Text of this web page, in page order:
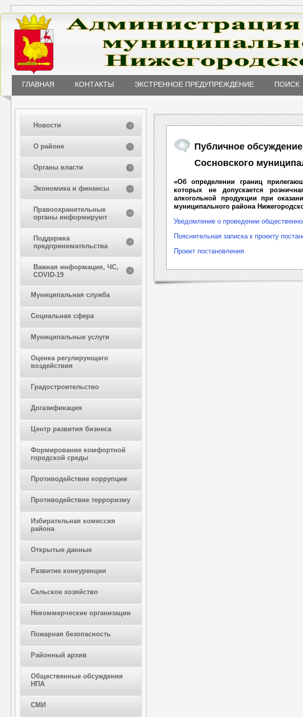
ГЛАВНАЯ КОНТАКТЫ ЭКСТРЕННОЕ ПРЕДУПРЕЖДЕНИЕ ПОИСК
Новости
О районе
Органы власти
Экономика и финансы
Правоохранительные
органы информируют
Поддержка
предпринимательства
Важная информация, ЧС,
COVID-19
Муниципальная служба
Социальная сфера
Муниципальные услуги
Оценка регулирующего
воздействия
Градостроительство
Догазификация
Центр развития бизнеса
Формирование комфортной
городской среды
Противодействие коррупции
Противодействие терроризму
Избирательная комиссия
района
Открытые данные
Развитие конкуренции
Сельское хозяйство
Некоммерческие организации
Пожарная безопасность
Районный архив
Общественные обсуждения
НПА
СМИ
Публичное
Сосновского
«Об определении границ
которых не допускается
алкогольной продукции при
муниципального района
Уведомление о проведении
Пояснительная записка к проекту
Проект постановления